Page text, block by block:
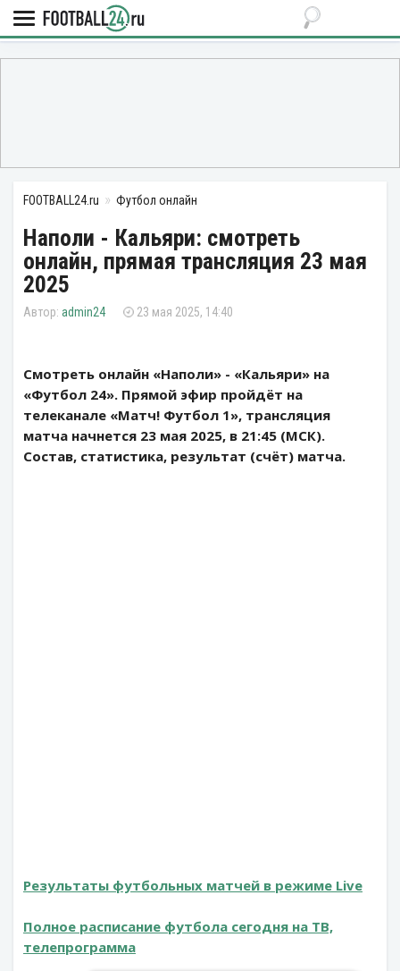
FOOTBALL24.ru Футбол онлайн
Наполи - Кальяри: смотреть
онлайн, прямая трансляция 23 мая
2025
admin24 23 мая 2025, 14:40
Смотреть онлайн «Наполи» - «Кальяри» на
«Футбол 24». Прямой эфир пройдёт на
телеканале «Матч! Футбол 1», трансляция
матча начнется 23 мая 2025, в 21:45 (МСК).
Состав, статистика, результат (счёт) матча.
Результаты футбольных матчей в режиме Live
Полное расписание футбола сегодня на ТВ,
телепрограмма